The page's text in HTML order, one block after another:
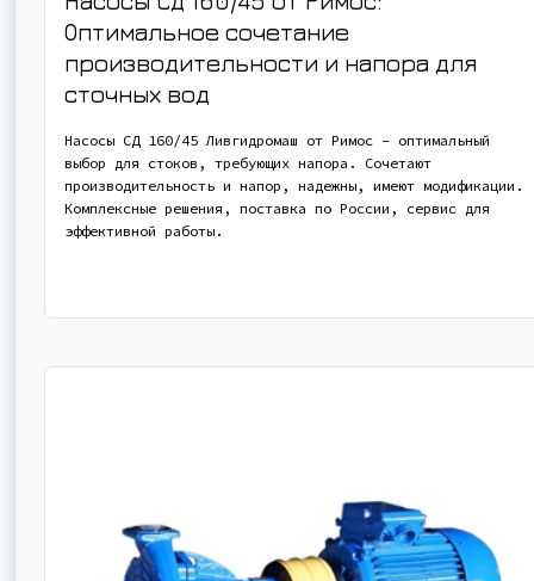
Оптимальное сочетание
производительности и напора для
сточных вод
Насосы СД 160/45 Ливгидромаш от Римос – оптимальный
выбор для стоков, требующих напора. Сочетают
производительность и напор, надежны, имеют модификации.
Комплексные решения, поставка по России, сервис для
эффективной работы.